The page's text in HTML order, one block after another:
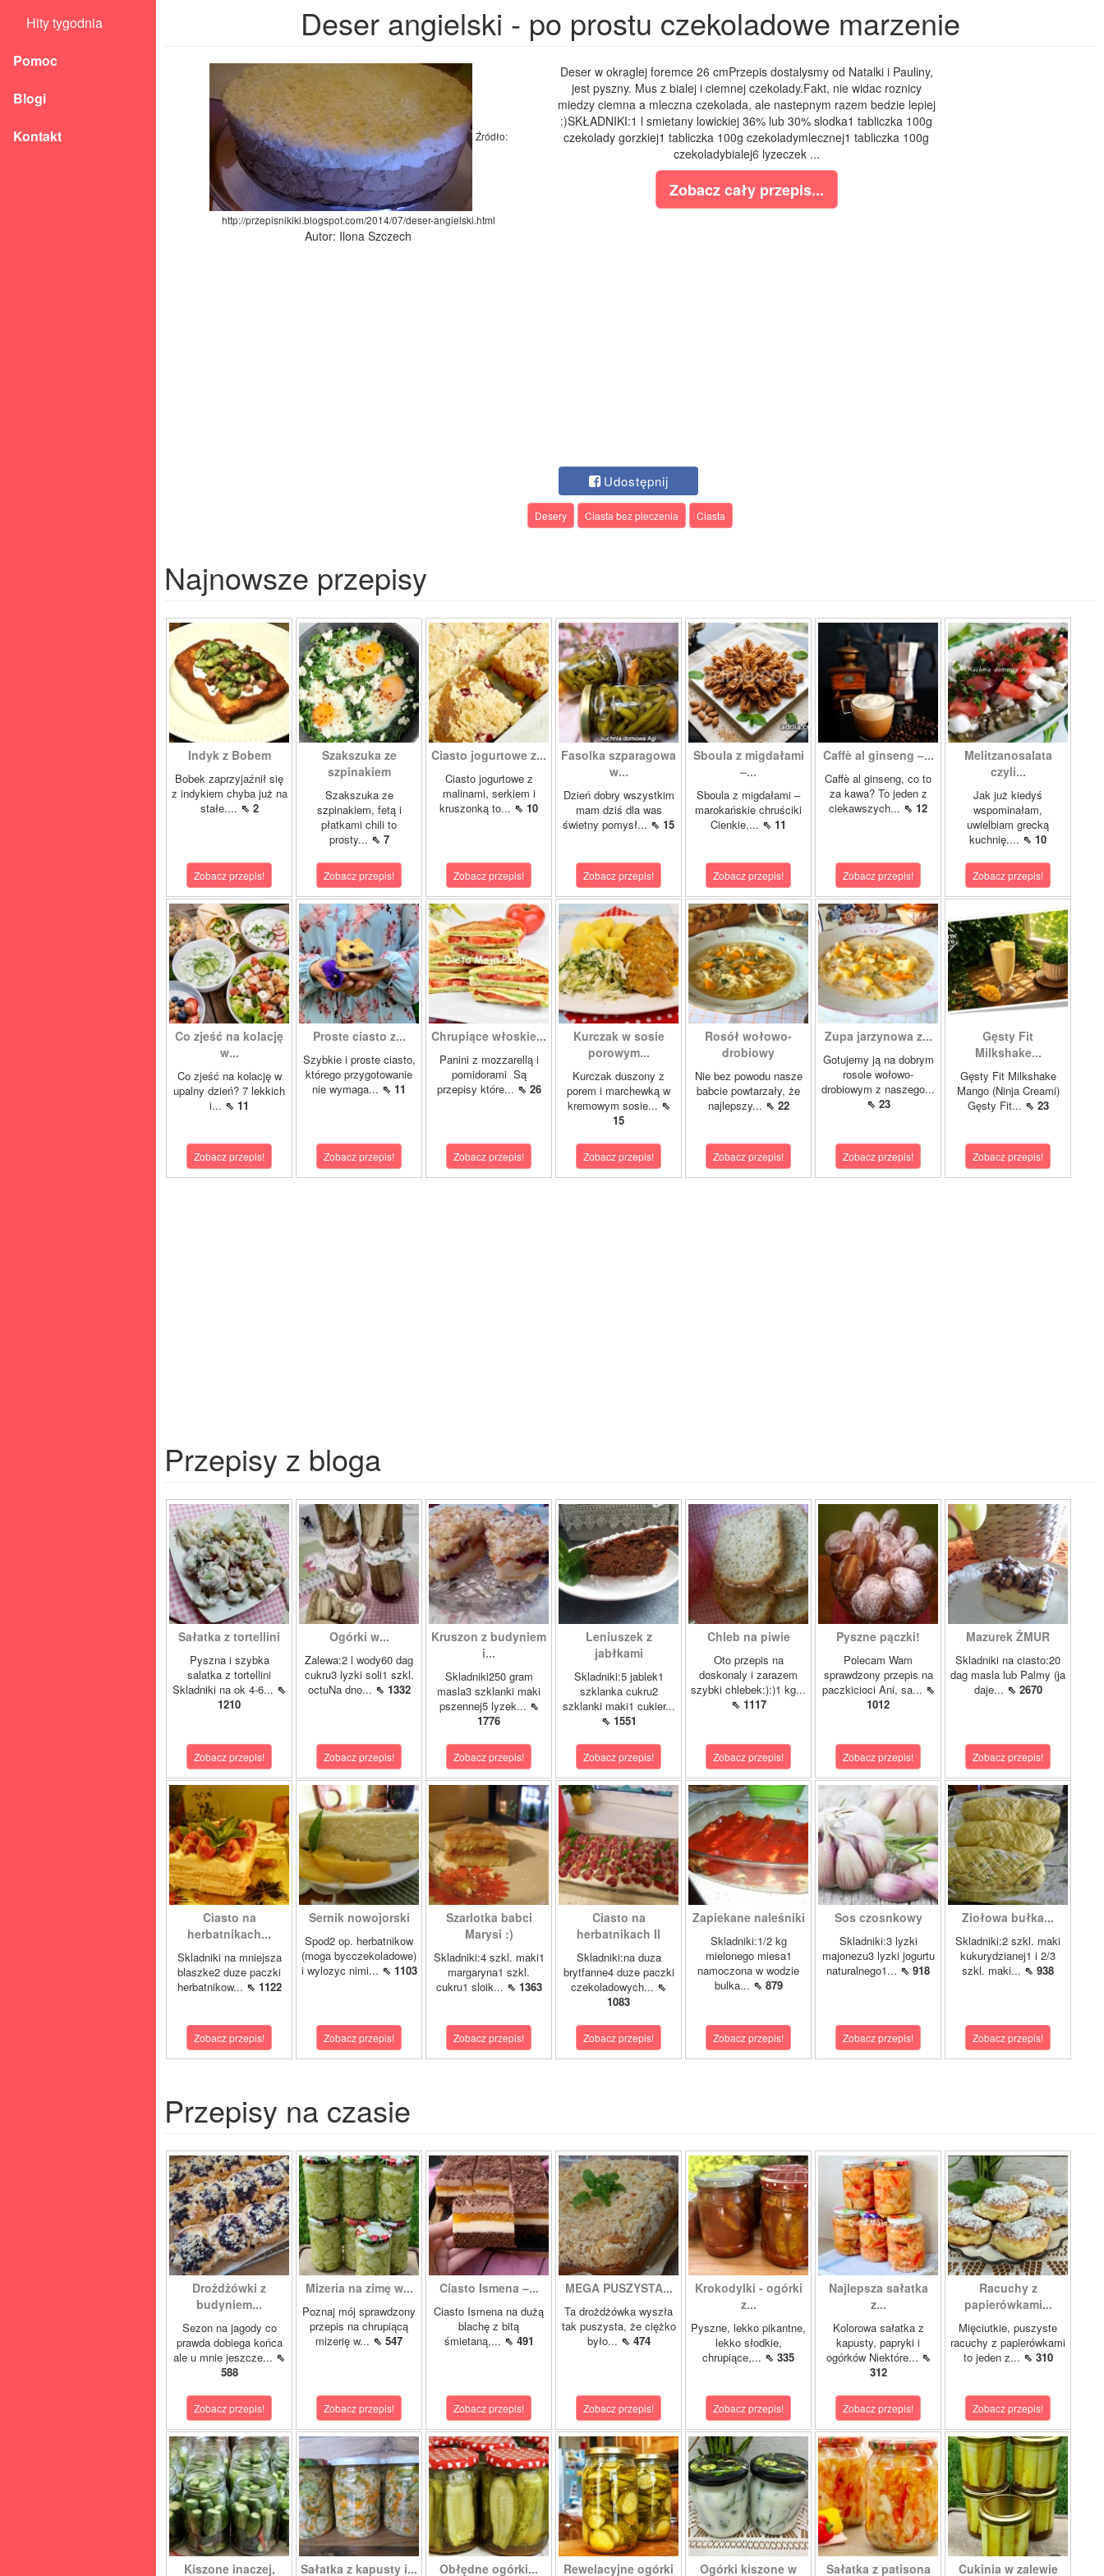
Hity tygodnia
Pomoc
Blogi
Kontakt
Deser angielski - po prostu czekoladowe marzenie
Źródło:
http://przepisnikiki.blogspot.com/2014/07/deser-angielski.html
Autor: Ilona Szczech
Deser w okraglej foremce 26 cmPrzepis dostalysmy od Natalki i Pauliny,
jest pyszny. Mus z bialej i ciemnej czekolady.Fakt, nie widac roznicy
miedzy ciemna a mleczna czekolada, ale nastepnym razem bedzie lepiej
:)SKŁADNIKI:1 l smietany lowickiej 36% lub 30% slodka1 tabliczka 100g
czekolady gorzkiej1 tabliczka 100g czekoladymlecznej1 tabliczka 100g
czekoladybialej6 lyzeczek ...
Zobacz cały przepis...
Udostępnij
Desery Ciasta bez pieczenia Ciasta
Najnowsze przepisy
Indyk z Bobem
Bobek zaprzyjaźnił się
z indykiem chyba już na
stałe.... ⇖ 2
Zobacz przepis!
Szakszuka ze
szpinakiem
Szakszuka ze
szpinakiem, fetą i
płatkami chili to
prosty... ⇖ 7
Zobacz przepis!
Ciasto jogurtowe z...
Ciasto jogurtowe z
malinami, serkiem i
kruszonką to... ⇖ 10
Zobacz przepis!
Fasolka szparagowa
w...
Dzień dobry wszystkim
mam dziś dla was
świetny pomysł... ⇖ 15
Zobacz przepis!
Sboula z migdałami
–...
Sboula z migdałami –
marokańskie chruściki
Cienkie,... ⇖ 11
Zobacz przepis!
Caffè al ginseng –...
Caffè al ginseng, co to
za kawa? To jeden z
ciekawszych... ⇖ 12
Zobacz przepis!
Melitzanosalata
czyli...
Jak już kiedyś
wspominałam,
uwielbiam grecką
kuchnię.... ⇖ 10
Zobacz przepis!
Co zjeść na kolację
w...
Co zjeść na kolację w
upalny dzień? 7 lekkich
i... ⇖ 11
Zobacz przepis!
Proste ciasto z...
Szybkie i proste ciasto,
którego przygotowanie
nie wymaga... ⇖ 11
Zobacz przepis!
Chrupiące włoskie...
Panini z mozzarellą i
pomidorami Są
przepisy które... ⇖ 26
Zobacz przepis!
Kurczak w sosie
porowym...
Kurczak duszony z
porem i marchewką w
kremowym sosie... ⇖
15
Zobacz przepis!
Rosół wołowo-
drobiowy
Nie bez powodu nasze
babcie powtarzały, że
najlepszy... ⇖ 22
Zobacz przepis!
Zupa jarzynowa z...
Gotujemy ją na dobrym
rosole wołowo-
drobiowym z naszego...
⇖ 23
Zobacz przepis!
Gęsty Fit
Milkshake...
Gęsty Fit Milkshake
Mango (Ninja Creami)
Gęsty Fit... ⇖ 23
Zobacz przepis!
Przepisy z bloga
Sałatka z tortellini
Pyszna i szybka
salatka z tortellini
Skladniki na ok 4-6... ⇖
1210
Zobacz przepis!
Ogórki w...
Zalewa:2 l wody60 dag
cukru3 lyzki soli1 szkl.
octuNa dno... ⇖ 1332
Zobacz przepis!
Kruszon z budyniem
i...
Skladniki250 gram
masla3 szklanki maki
pszennej5 lyzek... ⇖
1776
Zobacz przepis!
Leniuszek z
jabłkami
Skladniki:5 jablek1
szklanka cukru2
szklanki maki1 cukier...
⇖ 1551
Zobacz przepis!
Chleb na piwie
Oto przepis na
doskonaly i zarazem
szybki chlebek:):)1 kg...
⇖ 1117
Zobacz przepis!
Pyszne pączki!
Polecam Wam
sprawdzony przepis na
paczkicioci Ani, sa... ⇖
1012
Zobacz przepis!
Mazurek ŻMUR
Skladniki na ciasto:20
dag masla lub Palmy (ja
daje... ⇖ 2670
Zobacz przepis!
Ciasto na
herbatnikach...
Skladniki na mniejsza
blaszke2 duze paczki
herbatnikow... ⇖ 1122
Zobacz przepis!
Sernik nowojorski
Spod2 op. herbatnikow
(moga bycczekoladowe)
i wylozyc nimi... ⇖ 1103
Zobacz przepis!
Szarlotka babci
Marysi :)
Skladniki:4 szkl. maki1
margaryna1 szkl.
cukru1 sloik... ⇖ 1363
Zobacz przepis!
Ciasto na
herbatnikach II
Skladniki:na duza
brytfanne4 duze paczki
czekoladowych... ⇖
1083
Zobacz przepis!
Zapiekane naleśniki
Skladniki:1/2 kg
mielonego miesa1
namoczona w wodzie
bulka... ⇖ 879
Zobacz przepis!
Sos czosnkowy
Skladniki:3 lyzki
majonezu3 lyzki jogurtu
naturalnego1... ⇖ 918
Zobacz przepis!
Ziołowa bułka...
Skladniki:2 szkl. maki
kukurydzianej1 i 2/3
szkl. maki... ⇖ 938
Zobacz przepis!
Przepisy na czasie
Drożdżówki z
budyniem...
Sezon na jagody co
prawda dobiega końca
ale u mnie jeszcze... ⇖
588
Zobacz przepis!
Mizeria na zimę w...
Poznaj mój sprawdzony
przepis na chrupiącą
mizerię w... ⇖ 547
Zobacz przepis!
Ciasto Ismena –...
Ciasto Ismena na dużą
blachę z bitą
śmietaną,... ⇖ 491
Zobacz przepis!
MEGA PUSZYSTA...
Ta drożdżówka wyszła
tak puszysta, że ciężko
było... ⇖ 474
Zobacz przepis!
Krokodylki - ogórki
z...
Pyszne, lekko pikantne,
lekko słodkie,
chrupiące,... ⇖ 335
Zobacz przepis!
Najlepsza sałatka
z...
Kolorowa sałatka z
kapusty, papryki i
ogórków Niektóre... ⇖
312
Zobacz przepis!
Racuchy z
papierówkami...
Mięciutkie, puszyste
racuchy z papierówkami
to jeden z... ⇖ 310
Zobacz przepis!
Kiszone inaczej, Sałatka z kapusty i... Obłędne ogórki... Rewelacyjne ogórki Ogórki kiszone w Sałatka z patisona Cukinia w zalewie